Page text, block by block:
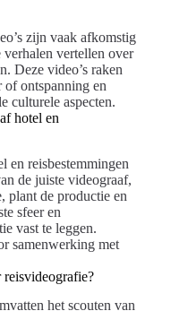
zijn vaak afkomstig
vertellen over
Deze video’s raken
of ontspanning en
culturele aspecten.
hotel en
en reisbestemmingen
de juiste videograaf,
plant de productie en
sfeer en
vast te leggen.
samenwerking met
het scouten van